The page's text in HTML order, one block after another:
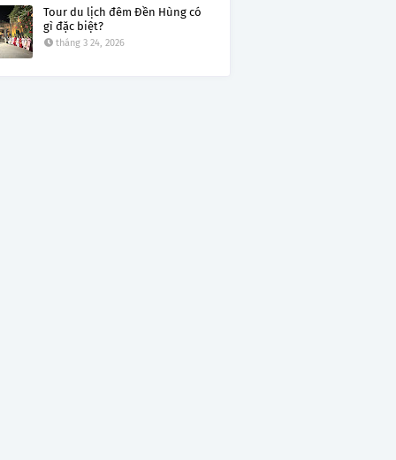
Tour du lịch đêm Đền Hùng có
gì đặc biệt?
tháng 3 24, 2026